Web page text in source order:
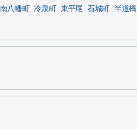
南八幡町 冷泉町 東平尾 石城町
半道橋